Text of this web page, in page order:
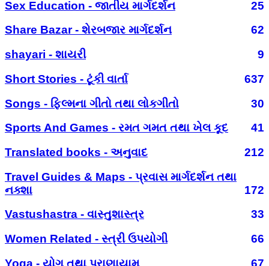
Sex Education - જાતીય માર્ગદર્શન
25
Share Bazar - શેરબજાર માર્ગદર્શન
62
shayari - શાયરી
9
Short Stories - ટૂંકી વાર્તા
637
Songs - ફિલ્મના ગીતો તથા લોકગીતો
30
Sports And Games - રમત ગમત તથા ખેલ કૂદ
41
Translated books - અનુવાદ
212
Travel Guides & Maps - પ્રવાસ માર્ગદર્શન તથા
નક્શા
172
Vastushastra - વાસ્તુશાસ્ત્ર
33
Women Related - સ્ત્રી ઉપયોગી
66
Yoga - યોગ તથા પ્રાણાયામ
67